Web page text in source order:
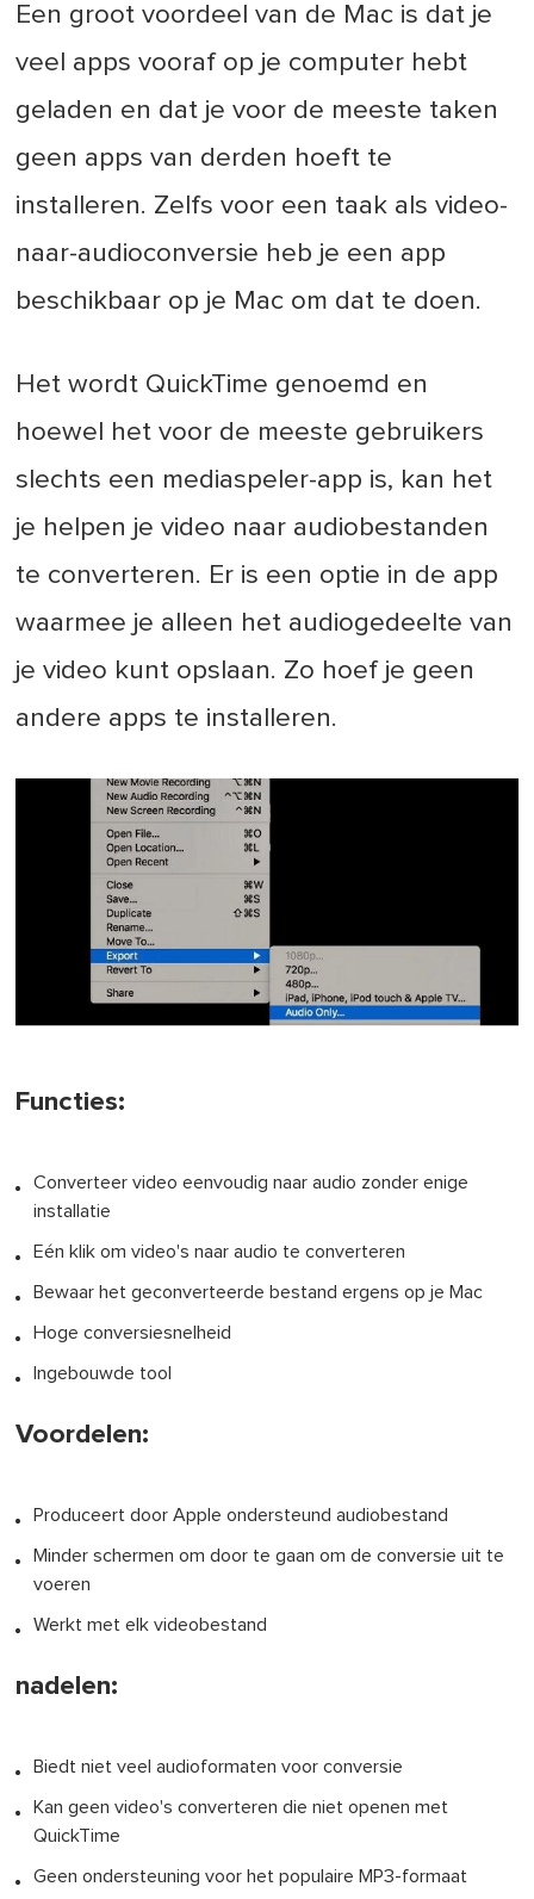
Een groot voordeel van de Mac is dat je
veel apps vooraf op je computer hebt
geladen en dat je voor de meeste taken
geen apps van derden hoeft te
installeren. Zelfs voor een taak als video-
naar-audioconversie heb je een app
beschikbaar op je Mac om dat te doen.
Het wordt QuickTime genoemd en
hoewel het voor de meeste gebruikers
slechts een mediaspeler-app is, kan het
je helpen je video naar audiobestanden
te converteren. Er is een optie in de app
waarmee je alleen het audiogedeelte van
je video kunt opslaan. Zo hoef je geen
andere apps te installeren.
Functies:
Converteer video eenvoudig naar audio zonder enige
installatie
Eén klik om video's naar audio te converteren
Bewaar het geconverteerde bestand ergens op je Mac
Hoge conversiesnelheid
Ingebouwde tool
Voordelen:
Produceert door Apple ondersteund audiobestand
Minder schermen om door te gaan om de conversie uit te
voeren
Werkt met elk videobestand
nadelen:
Biedt niet veel audioformaten voor conversie
Kan geen video's converteren die niet openen met
QuickTime
Geen ondersteuning voor het populaire MP3-formaat